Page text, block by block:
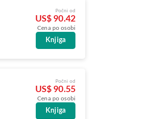
Počni od
US$ 90.42
Cena po osobi
Knjiga
Počni od
US$ 90.55
Cena po osobi
Knjiga